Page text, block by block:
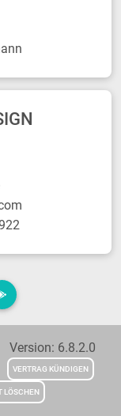
6.8.2.0
VERTRAG KÜNDIGEN
LÖSCHEN